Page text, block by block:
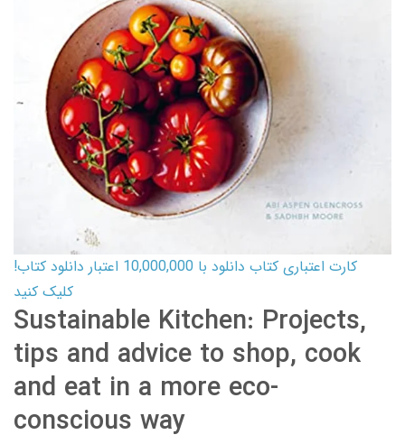
کارت اعتباری کتاب دانلود با 10,000,000 اعتبار دانلود کتاب!
کلیک کنید
Sustainable Kitchen: Projects,
tips and advice to shop, cook
and eat in a more eco-
conscious way